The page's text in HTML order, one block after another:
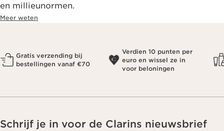
en millieunormen.
Meer weten
Gratis verzending bij
bestellingen vanaf €70
Verdien 10 punten per
euro en wissel ze in
voor beloningen
Schrijf je in voor de Clarins nieuwsbrief